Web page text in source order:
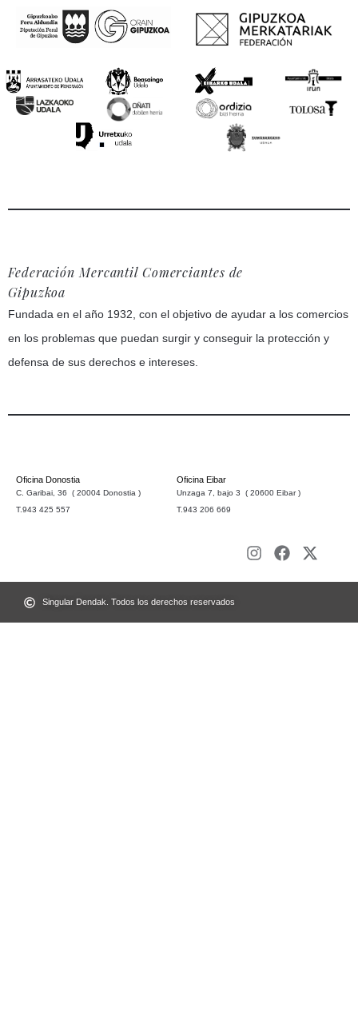
Federación Mercantil Comerciantes de
Gipuzkoa
Fundada en el año 1932, con el objetivo de ayudar a los comercios
en los problemas que puedan surgir y conseguir la protección y
defensa de sus derechos e intereses.
Oficina Donostia
C. Garibai, 36 ( 20004 Donostia )
T.943 425 557
Oficina Eibar
Unzaga 7, bajo 3 ( 20600 Eibar )
T.943 206 669
Singular Dendak. Todos los derechos reservados